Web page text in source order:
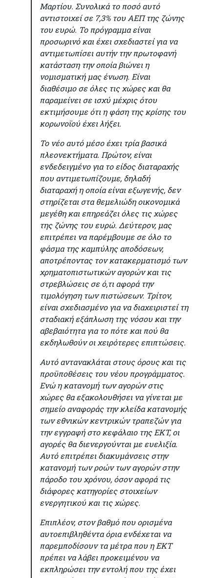
Μαρτίου. Συνολικά το ποσό αυτό
αντιστοιχεί σε 7,3% του ΑΕΠ της ζώνης
του ευρώ. Το πρόγραμμα είναι
προσωρινό και έχει σχεδιαστεί για να
αντιμετωπίσει αυτήν την πρωτοφανή
κατάσταση την οποία βιώνει η
νομισματική μας ένωση. Είναι
διαθέσιμο σε όλες τις χώρες και θα
παραμείνει σε ισχύ μέχρις ότου
εκτιμήσουμε ότι η φάση της κρίσης του
κορωνοϊού έχει λήξει.
Το νέο αυτό μέσο έχει τρία βασικά
πλεονεκτήματα. Πρώτον, είναι
ενδεδειγμένο για το είδος διαταραχής
που αντιμετωπίζουμε, δηλαδή
διαταραχή η οποία είναι εξωγενής, δεν
στηρίζεται στα θεμελιώδη οικονομικά
μεγέθη και επηρεάζει όλες τις χώρες
της ζώνης του ευρώ. Δεύτερον, μας
επιτρέπει να παρέμβουμε σε όλο το
φάσμα της καμπύλης αποδόσεων,
αποτρέποντας τον κατακερματισμό των
χρηματοπιστωτικών αγορών και τις
στρεβλώσεις σε ό,τι αφορά την
τιμολόγηση των πιστώσεων. Τρίτον,
είναι σχεδιασμένο για να διαχειριστεί τη
σταδιακή εξάπλωση της νόσου και την
αβεβαιότητα για το πότε και πού θα
εκδηλωθούν οι χειρότερες επιπτώσεις.
Αυτό αντανακλάται στους όρους και τις
προϋποθέσεις του νέου προγράμματος.
Ενώ η κατανομή των αγορών στις
χώρες θα εξακολουθήσει να γίνεται με
σημείο αναφοράς την κλείδα κατανομής
των εθνικών κεντρικών τραπεζών για
την εγγραφή στο κεφάλαιο της ΕΚΤ, οι
αγορές θα διενεργούνται με ευελιξία.
Αυτό επιτρέπει διακυμάνσεις στην
κατανομή των ροών των αγορών στην
πάροδο του χρόνου, όσον αφορά τις
διάφορες κατηγορίες στοιχείων
ενεργητικού και τις χώρες.
Επιπλέον, στον βαθμό που ορισμένα
αυτοεπιβληθέντα όρια ενδέχεται να
παρεμποδίσουν τα μέτρα που η ΕΚΤ
πρέπει να λάβει προκειμένου να
εκπληρώσει την εντολή που της έχει